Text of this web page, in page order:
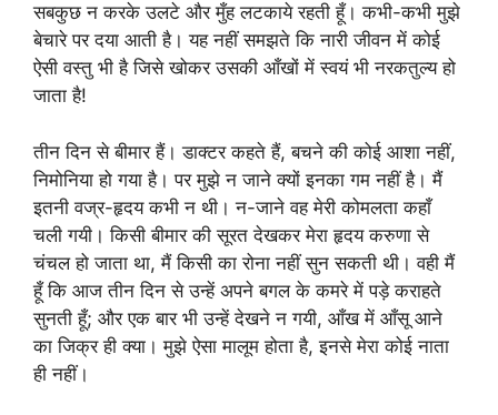
सबकुछ न करके उलटे और मुँह लटकाये रहती हूँ। कभी-कभी मुझे
बेचारे पर दया आती है। यह नहीं समझते कि नारी जीवन में कोई
ऐसी वस्तु भी है जिसे खोकर उसकी आँखों में स्वयं भी नरकतुल्य हो
जाता है!
तीन दिन से बीमार हैं। डाक्टर कहते हैं, बचने की कोई आशा नहीं,
निमोनिया हो गया है। पर मुझे न जाने क्यों इनका गम नहीं है। मैं
इतनी वज्र-हृदय कभी न थी। न-जाने वह मेरी कोमलता कहाँ
चली गयी। किसी बीमार की सूरत देखकर मेरा हृदय करुणा से
चंचल हो जाता था, मैं किसी का रोना नहीं सुन सकती थी। वही मैं
हूँ कि आज तीन दिन से उन्हें अपने बगल के कमरे में पड़े कराहते
सुनती हूँ; और एक बार भी उन्हें देखने न गयी, आँख में आँसू आने
का जिक्र ही क्या। मुझे ऐसा मालूम होता है, इनसे मेरा कोई नाता
ही नहीं।